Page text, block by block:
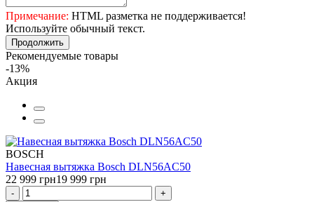
Примечание: HTML разметка не поддерживается!
Используйте обычный текст.
Продолжить
Рекомендуемые товары
-13%
Акция
BOSCH
Навесная вытяжка Bosch DLN56AC50
22 999 грн19 999 грн
-
+